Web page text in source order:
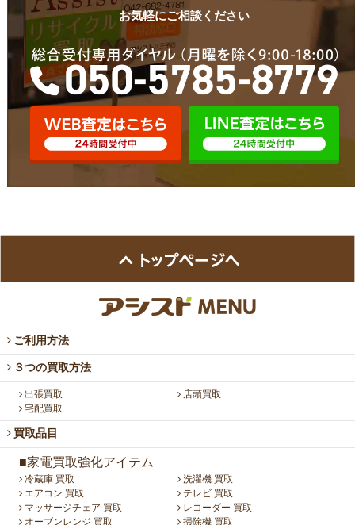
お気軽にご相談ください
ご利用方法
３つの買取方法
出張買取
店頭買取
宅配買取
買取品目
■家電買取強化アイテム
冷蔵庫 買取
洗濯機 買取
エアコン 買取
テレビ 買取
マッサージチェア 買取
レコーダー 買取
オーブンレンジ 買取
掃除機 買取